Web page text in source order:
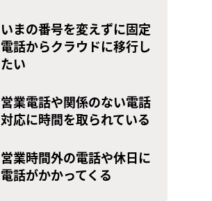
いまの番号を変えずに固定
電話からクラウドに移行し
たい
営業電話や関係のない電話
対応に時間を取られている
営業時間外の電話や休日に
電話がかかってくる